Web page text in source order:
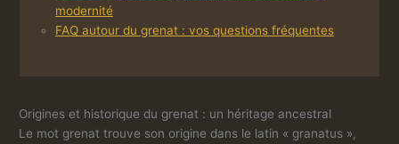
modernité
FAQ autour du grenat : vos questions fréquentes
Origines et historique du grenat : un héritage ancestral
Le mot grenat trouve son origine dans le latin « granatus »,